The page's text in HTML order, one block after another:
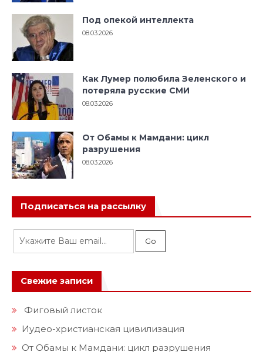
Под опекой интеллекта
08.03.2026
Как Лумер полюбила Зеленского и
потеряла русские СМИ
08.03.2026
От Обамы к Мамдани: цикл
разрушения
08.03.2026
Подписаться на рассылку
Свежие записи
Фиговый листок
Иудео-христианская цивилизация
От Обамы к Мамдани: цикл разрушения